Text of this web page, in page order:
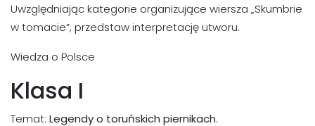
Uwzględniając kategorie organizujące wiersza „Skumbrie
w tomacie”, przedstaw interpretację utworu.
Wiedza o Polsce
Klasa I
Temat: Legendy o toruńskich piernikach.